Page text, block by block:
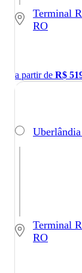
Terminal
RO
a partir de R$
Terminal
RO